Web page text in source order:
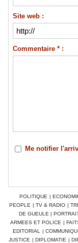
Site web :
Commentaire * :
Me notifier
POLITIQUE |
PEOPLE | TV & RADIO |
DE GUEULE |
ARMEES ET POLICE |
EDITORIAL
|
JUSTICE | DIPLOMATIE |